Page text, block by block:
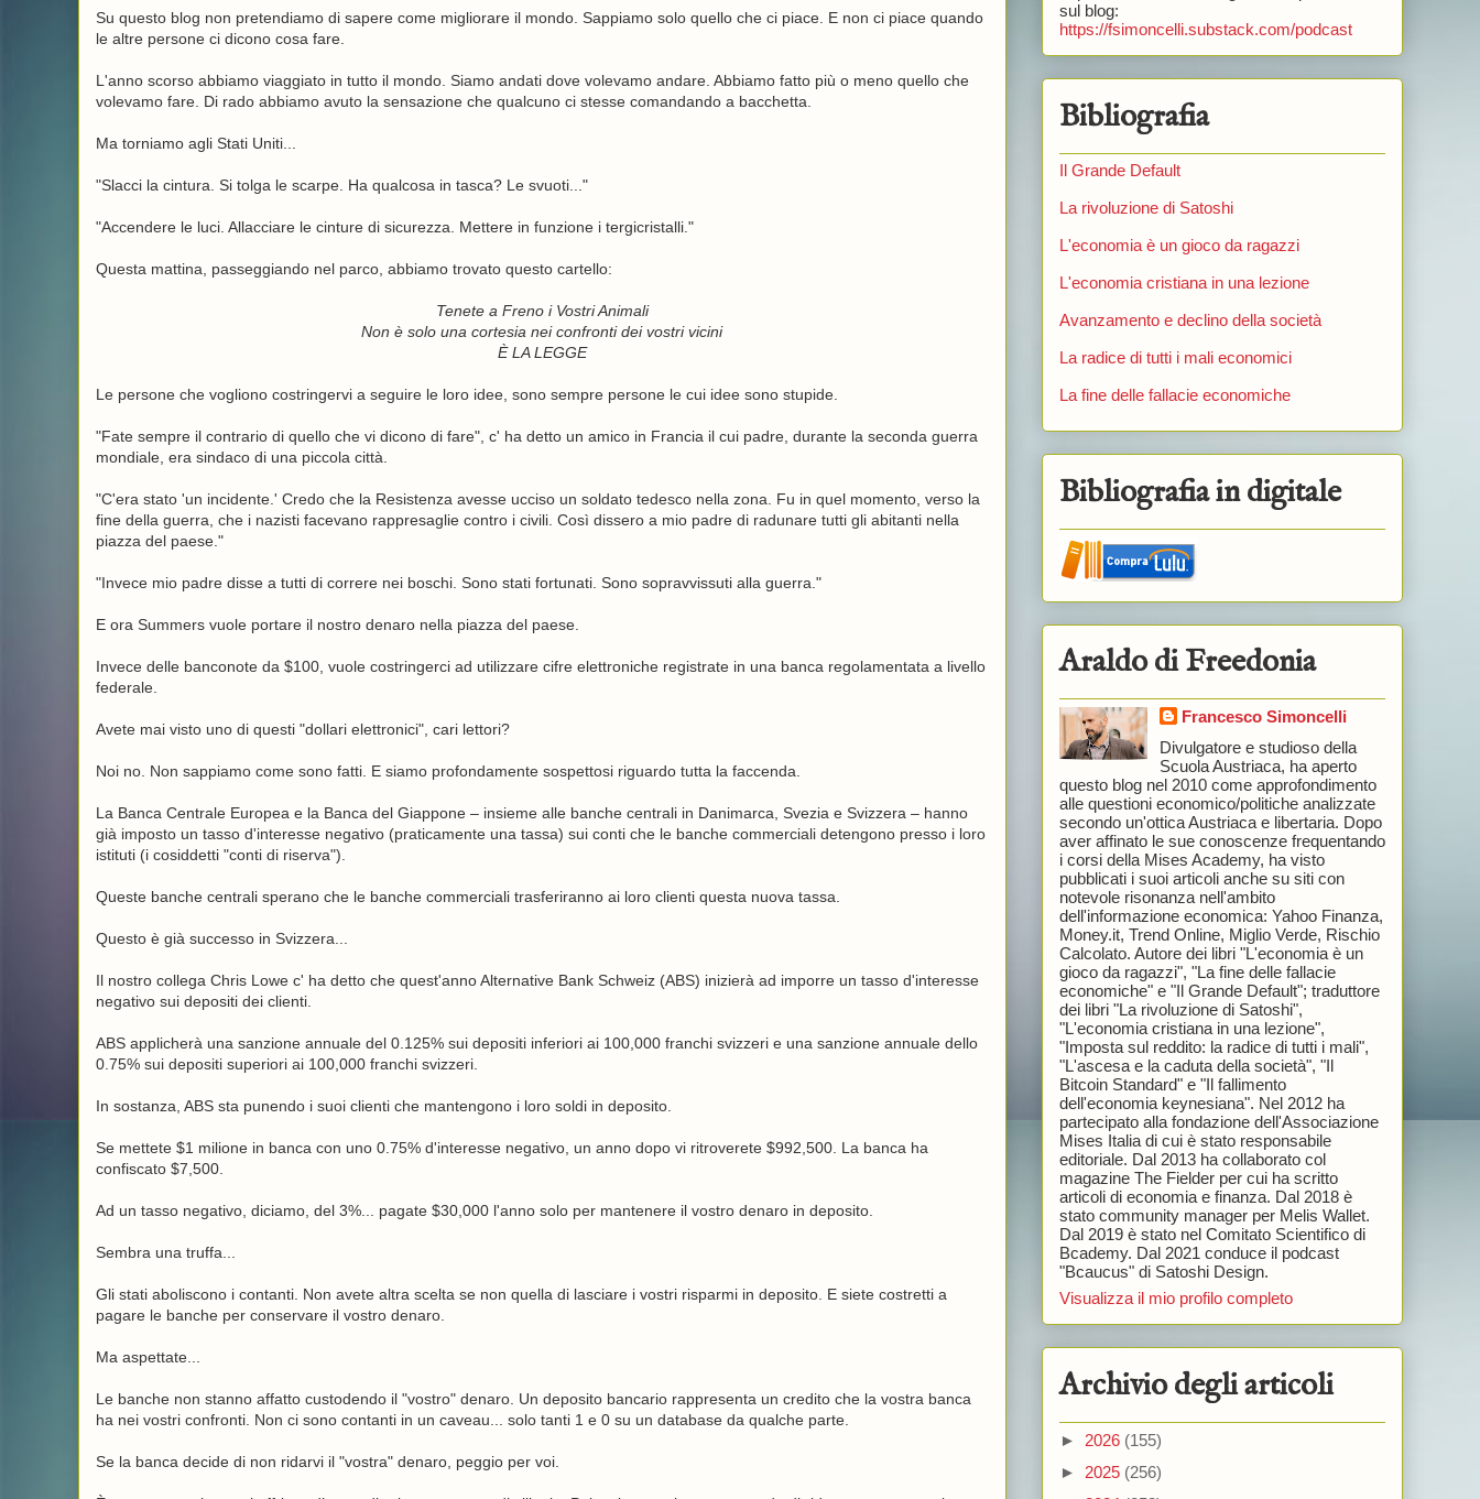
Su questo blog non pretendiamo di sapere come migliorare il mondo. Sappiamo solo quello che ci piace. E non ci piace quando
le altre persone ci dicono cosa fare.
L'anno scorso abbiamo viaggiato in tutto il mondo. Siamo andati dove volevamo andare. Abbiamo fatto più o meno quello che
volevamo fare. Di rado abbiamo avuto la sensazione che qualcuno ci stesse comandando a bacchetta.
Ma torniamo agli Stati Uniti...
"Slacci la cintura. Si tolga le scarpe. Ha qualcosa in tasca? Le svuoti..."
"Accendere le luci. Allacciare le cinture di sicurezza. Mettere in funzione i tergicristalli."
Questa mattina, passeggiando nel parco, abbiamo trovato questo cartello:
Tenete a Freno i Vostri Animali
Non è solo una cortesia nei confronti dei vostri vicini
È LA LEGGE
Le persone che vogliono costringervi a seguire le loro idee, sono sempre persone le cui idee sono stupide.
"Fate sempre il contrario di quello che vi dicono di fare", c' ha detto un amico in Francia il cui padre, durante la seconda guerra
mondiale, era sindaco di una piccola città.
"C'era stato 'un incidente.' Credo che la Resistenza avesse ucciso un soldato tedesco nella zona. Fu in quel momento, verso la
fine della guerra, che i nazisti facevano rappresaglie contro i civili. Così dissero a mio padre di radunare tutti gli abitanti nella
piazza del paese."
"Invece mio ​​padre disse a tutti di correre nei boschi. Sono stati fortunati. Sono sopravvissuti alla guerra."
E ora Summers vuole portare il nostro denaro nella piazza del paese.
Invece delle banconote da $100, vuole costringerci ad utilizzare cifre elettroniche registrate in una banca regolamentata a livello
federale.
Avete mai visto uno di questi "dollari elettronici", cari lettori?
Noi no. Non sappiamo come sono fatti. E siamo profondamente sospettosi riguardo tutta la faccenda.
La Banca Centrale Europea e la Banca del Giappone – insieme alle banche centrali in Danimarca, Svezia e Svizzera – hanno
già imposto un tasso d'interesse negativo (praticamente una tassa) sui conti che le banche commerciali detengono presso i loro
istituti (i cosiddetti "conti di riserva").
Queste banche centrali sperano che le banche commerciali trasferiranno ai loro clienti questa nuova tassa.
Questo è già successo in Svizzera...
Il nostro collega Chris Lowe c' ha detto che quest'anno Alternative Bank Schweiz (ABS) inizierà ad imporre un tasso d'interesse
negativo sui depositi dei clienti.
ABS applicherà una sanzione annuale del 0.125% sui depositi inferiori ai 100,000 franchi svizzeri e una sanzione annuale dello
0.75% sui depositi superiori ai 100,000 franchi svizzeri.
In sostanza, ABS sta punendo i suoi clienti che mantengono i loro soldi in deposito.
Se mettete $1 milione in banca con uno 0.75% d'interesse negativo, un anno dopo vi ritroverete $992,500. La banca ha
confiscato $7,500.
Ad un tasso negativo, diciamo, del 3%... pagate $30,000 l'anno solo per mantenere il vostro denaro in deposito.
Sembra una truffa...
Gli stati aboliscono i contanti. Non avete altra scelta se non quella di lasciare i vostri risparmi in deposito. E siete costretti a
pagare le banche per conservare il vostro denaro.
Ma aspettate...
Le banche non stanno affatto custodendo il "vostro" denaro. Un deposito bancario rappresenta un credito che la vostra banca
ha nei vostri confronti. Non ci sono contanti in un caveau... solo tanti 1 e 0 su un database da qualche parte.
Se la banca decide di non ridarvi il "vostra" denaro, peggio per voi.
sul blog:
https://fsimoncelli.substack.com/podcast
Bibliografia
Il Grande Default
La rivoluzione di Satoshi
L'economia è un gioco da ragazzi
L'economia cristiana in una lezione
Avanzamento e declino della società
La radice di tutti i mali economici
La fine delle fallacie economiche
Bibliografia in digitale
Araldo di Freedonia
Francesco Simoncelli
Divulgatore e studioso della
Scuola Austriaca, ha aperto
questo blog nel 2010 come approfondimento
alle questioni economico/politiche analizzate
secondo un'ottica Austriaca e libertaria. Dopo
aver affinato le sue conoscenze frequentando
i corsi della Mises Academy, ha visto
pubblicati i suoi articoli anche su siti con
notevole risonanza nell'ambito
dell'informazione economica: Yahoo Finanza,
Money.it, Trend Online, Miglio Verde, Rischio
Calcolato. Autore dei libri "L'economia è un
gioco da ragazzi", "La fine delle fallacie
economiche" e "Il Grande Default"; traduttore
dei libri "La rivoluzione di Satoshi",
"L'economia cristiana in una lezione",
"Imposta sul reddito: la radice di tutti i mali",
"L'ascesa e la caduta della società", "Il
Bitcoin Standard" e "Il fallimento
dell'economia keynesiana". Nel 2012 ha
partecipato alla fondazione dell'Associazione
Mises Italia di cui è stato responsabile
editoriale. Dal 2013 ha collaborato col
magazine The Fielder per cui ha scritto
articoli di economia e finanza. Dal 2018 è
stato community manager per Melis Wallet.
Dal 2019 è stato nel Comitato Scientifico di
Bcademy. Dal 2021 conduce il podcast
"Bcaucus" di Satoshi Design.
Visualizza il mio profilo completo
Archivio degli articoli
► 2026 (155)
► 2025 (256)